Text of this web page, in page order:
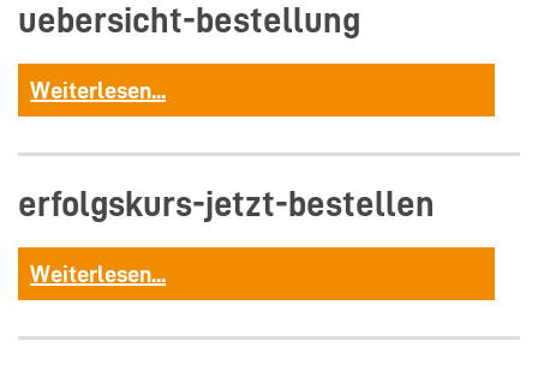
uebersicht-bestellung
Weiterlesen...
erfolgskurs-jetzt-bestellen
Weiterlesen...